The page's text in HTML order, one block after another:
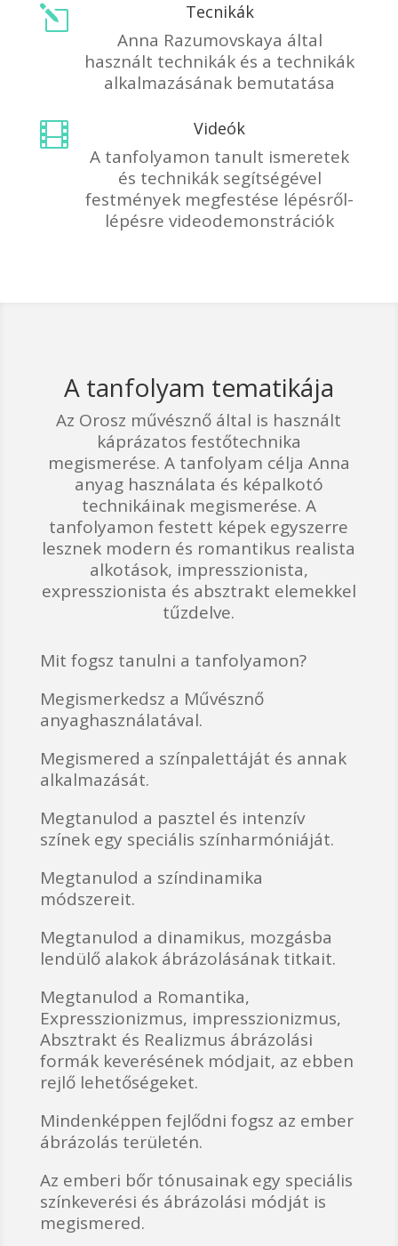
l Tecnikák
Anna Razumovskaya által
használt technikák és a technikák
alkalmazásának bemutatása
 Videók
A tanfolyamon tanult ismeretek
és technikák segítségével
festmények megfestése lépésről-
lépésre videodemonstrációk
A tanfolyam tematikája
Az Orosz művésznő által is használt
káprázatos festőtechnika
megismerése. A tanfolyam célja Anna
anyag használata és képalkotó
technikáinak megismerése. A
tanfolyamon festett képek egyszerre
lesznek modern és romantikus realista
alkotások, impresszionista,
expresszionista és absztrakt elemekkel
tűzdelve.
Mit fogsz tanulni a tanfolyamon?
Megismerkedsz a Művésznő
anyaghasználatával.
Megismered a színpalettáját és annak
alkalmazását.
Megtanulod a pasztel és intenzív
színek egy speciális színharmóniáját.
Megtanulod a színdinamika
módszereit.
Megtanulod a dinamikus, mozgásba
lendülő alakok ábrázolásának titkait.
Megtanulod a Romantika,
Expresszionizmus, impresszionizmus,
Absztrakt és Realizmus ábrázolási
formák keverésének módjait, az ebben
rejlő lehetőségeket.
Mindenképpen fejlődni fogsz az ember
ábrázolás területén.
Az emberi bőr tónusainak egy speciális
színkeverési és ábrázolási módját is
megismered.